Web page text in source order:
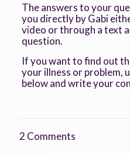
The answers to your
you directly by Gabi
video or through a text
question.
If you want to find out
your illness or problem,
below and write your
2 Comments